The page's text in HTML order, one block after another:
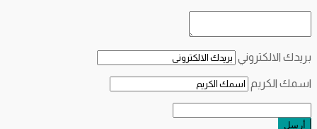
بريدك الالكتروني
اسمك الكريم
أرسل